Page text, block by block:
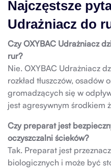
Najczęstsze
Udrażniacz do
Czy OXYBAC Udrażniacz
rur?
Nie. OXYBAC Udrażniacz
rozkład tłuszczów,
gromadzących się w
jest agresywnym środkiem
Czy preparat jest
oczyszczalni ścieków?
Tak. Preparat jest
biologicznych i może być